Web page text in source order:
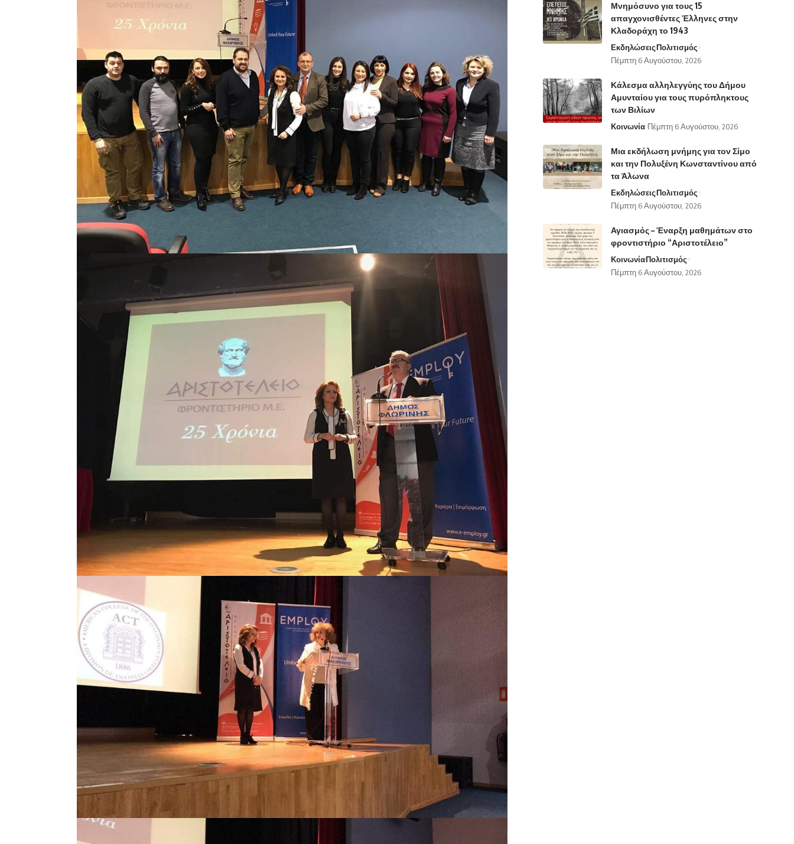
Μνημόσυνο για τους 15
απαγχονισθέντες Έλληνες στην
Κλαδοράχη το 1943
ΕκδηλώσειςΠολιτισμός
Πέμπτη 6 Αυγούστου, 2026
Κάλεσμα αλληλεγγύης του Δήμου
Αμυνταίου για τους πυρόπληκτους
των Βιλίων
Κοινωνία Πέμπτη 6 Αυγούστου, 2026
Μια εκδήλωση μνήμης για τον Σίμο
και την Πολυξένη Κωνσταντίνου από
τα Άλωνα
ΕκδηλώσειςΠολιτισμός
Πέμπτη 6 Αυγούστου, 2026
Αγιασμός – Έναρξη μαθημάτων στο
φροντιστήριο “Αριστοτέλειο”
ΚοινωνίαΠολιτισμός
Πέμπτη 6 Αυγούστου, 2026